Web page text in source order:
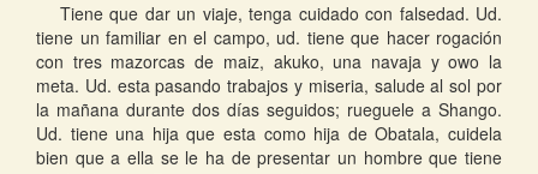
Tiene que dar un viaje, tenga cuidado con falsedad. Ud.
tiene un familiar en el campo, ud. tiene que hacer rogación
con tres mazorcas de maiz, akuko, una navaja y owo la
meta. Ud. esta pasando trabajos y miseria, salude al sol por
la mañana durante dos días seguidos; rueguele a Shango.
Ud. tiene una hija que esta como hija de Obatala, cuidela
bien que a ella se le ha de presentar un hombre que tiene